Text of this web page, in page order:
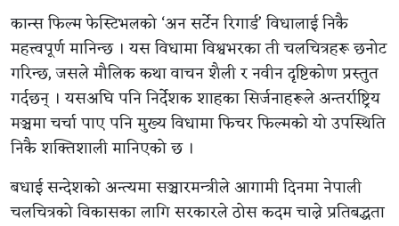
कान्स फिल्म फेस्टिभलको ‘अन सर्टेन रिगार्ड’ विधालाई निकै
महत्त्वपूर्ण मानिन्छ । यस विधामा विश्वभरका ती चलचित्रहरू छनोट
गरिन्छ, जसले मौलिक कथा वाचन शैली र नवीन दृष्टिकोण प्रस्तुत
गर्दछन् । यसअघि पनि निर्देशक शाहका सिर्जनाहरूले अन्तर्राष्ट्रिय
मञ्चमा चर्चा पाए पनि मुख्य विधामा फिचर फिल्मको यो उपस्थिति
निकै शक्तिशाली मानिएको छ ।
बधाई सन्देशको अन्त्यमा सञ्चारमन्त्रीले आगामी दिनमा नेपाली
चलचित्रको विकासका लागि सरकारले ठोस कदम चाल्ने प्रतिबद्धता